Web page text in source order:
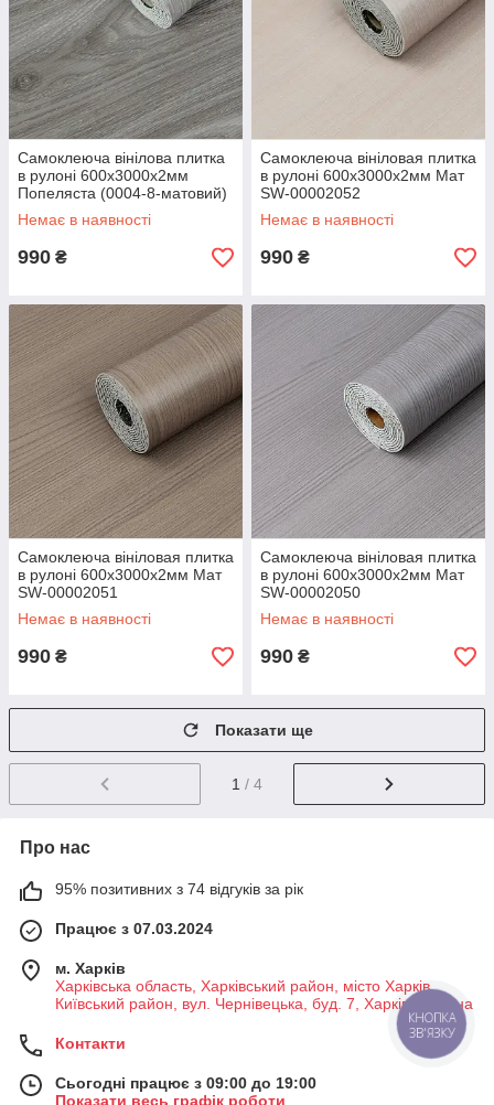
Самоклеюча вінілова плитка
в рулоні 600х3000х2мм
Попеляста (0004-8-матовий)
SW-00001175
Немає в наявності
990 ₴
Самоклеюча вініловая плитка
в рулоні 600х3000х2мм Мат
SW-00002052
Немає в наявності
990 ₴
Самоклеюча вініловая плитка
в рулоні 600х3000х2мм Мат
SW-00002051
Немає в наявності
990 ₴
Самоклеюча вініловая плитка
в рулоні 600х3000х2мм Мат
SW-00002050
Немає в наявності
990 ₴
Показати ще
1 / 4
Про нас
95% позитивних з 74 відгуків за рік
Працює з 07.03.2024
м. Харків
Харківська область, Харківський район, місто Харків,
Київський район, вул. Чернівецька, буд. 7, Харків, Україна
Контакти
Сьогодні працює з 09:00 до 19:00
Показати весь графік роботи
КНОПКА
ЗВ'ЯЗКУ